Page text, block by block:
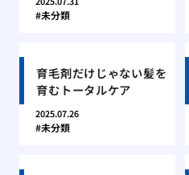
未分類
育毛剤だけじゃない髪を
育むトータルケア
2025.07.26
未分類